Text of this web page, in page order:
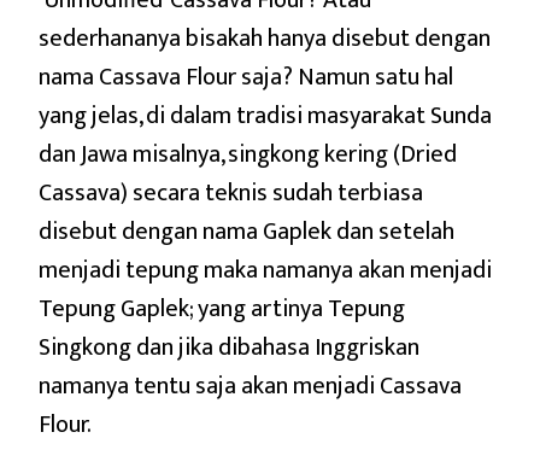
sederhananya bisakah hanya disebut dengan
nama Cassava Flour saja? Namun satu hal
yang jelas, di dalam tradisi masyarakat Sunda
dan Jawa misalnya, singkong kering (Dried
Cassava) secara teknis sudah terbiasa
disebut dengan nama Gaplek dan setelah
menjadi tepung maka namanya akan menjadi
Tepung Gaplek; yang artinya Tepung
Singkong dan jika dibahasa Inggriskan
namanya tentu saja akan menjadi Cassava
Flour.